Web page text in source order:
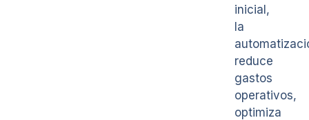
inicial,
la
reduce
gastos
operativos,
optimiza